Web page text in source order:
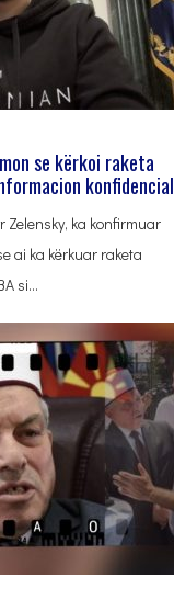
se kërkoi raketa
konfidencial
Zelensky, ka konfirmuar
ai ka kërkuar raketa
si…